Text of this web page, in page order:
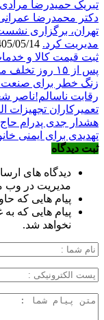
تبریک حمیدرضا
دکتر محمدرضا
تهران، برگزاری
مدیریت کرد.
پس از ۱۵ روز تخلف محسوب می‌شود
زنگ خطر برای صنعت
رقابت ناسالم!ناصر
تعمیرکاران تجهیزات
هشدار جدی پدرام حاج
تهدیدی برای ایمنی
ثبت دیدگاه
دیدگاه های
مدیریت در وب
پیام هایی که
پیام هایی که
نخواهد شد.